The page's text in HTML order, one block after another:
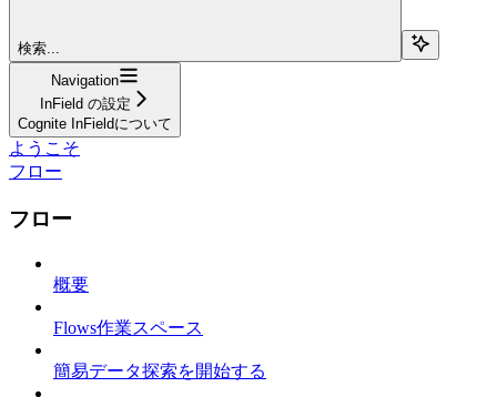
検索...
Navigation
InField の設定
Cognite InFieldについて
ようこそ
フロー
フロー
概要
Flows作業スペース
簡易データ探索を開始する